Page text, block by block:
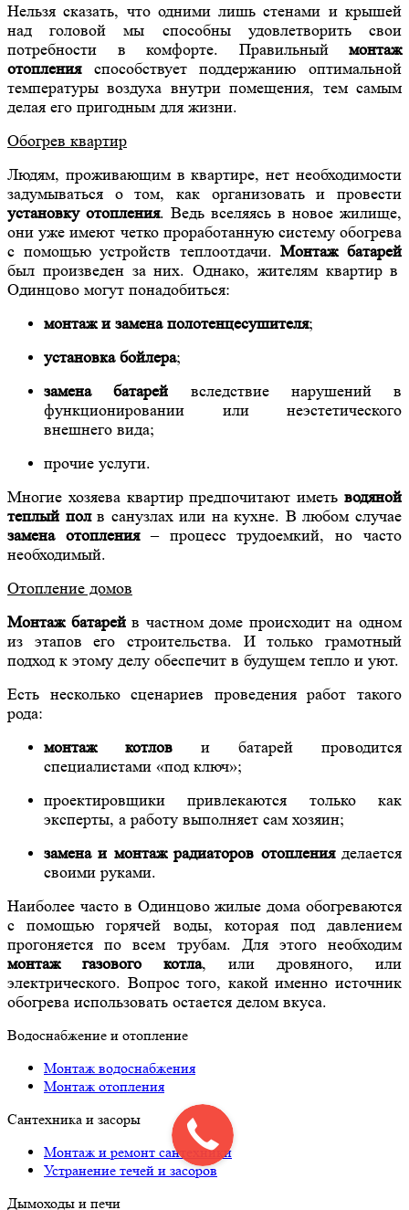
Нельзя сказать, что одними лишь стенами и крышей
над головой мы способны удовлетворить свои
потребности в комфорте. Правильный монтаж
отопленияспособствует поддержанию оптимальной
температуры воздуха внутри помещения, тем самым
делая его пригодным для жизни.
Обогрев квартир
Людям, проживающим в квартире, нет необходимости
задумываться о том, как организовать и провести
установку отопления. Ведь вселяясь в новое жилище,
они уже имеют четко проработанную систему обогрева
с помощью устройств теплоотдачи.Монтаж батарей
был произведен за них. Однако, жителям квартир в
Одинцово могут понадобиться:
монтаж и замена полотенцесушителя;
установка бойлера;
замена батарей вследствие нарушений в
функционировании или неэстетического
внешнего вида;
прочие услуги.
Многие хозяева квартир предпочитают иметь водяной
теплый полв санузлах или на кухне. В любом случае
замена отопления– процесс трудоемкий, но часто
необходимый.
Отопление домов
Монтаж батарейв частном доме происходит на одном
из этапов его строительства. И только грамотный
подход к этому делу обеспечит в будущем тепло и уют.
Есть несколько сценариев проведения работ такого
рода:
монтаж котлов и батарей проводится
специалистами «под ключ»;
проектировщики привлекаются только как
эксперты, а работу выполняет сам хозяин;
замена и монтаж радиаторов отопленияделается
своими руками.
Наиболее часто в Одинцово жилые дома обогреваются
с помощью горячей воды, которая под давлением
прогоняется по всем трубам. Для этого необходим
монтаж газового котла, или дровяного, или
электрического. Вопрос того, какой именно источник
обогрева использовать остается делом вкуса.
Водоснабжение и отопление
Монтаж водоснабжения
Монтаж отопления
Сантехника и засоры
Монтаж и ремонт сантехники
Устранение течей и засоров
Дымоходы и печи